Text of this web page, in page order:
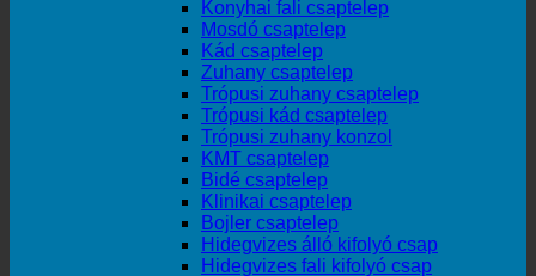
Konyhai fali csaptelep
Mosdó csaptelep
Kád csaptelep
Zuhany csaptelep
Trópusi zuhany csaptelep
Trópusi kád csaptelep
Trópusi zuhany konzol
KMT csaptelep
Bidé csaptelep
Klinikai csaptelep
Bojler csaptelep
Hidegvizes álló kifolyó csap
Hidegvizes fali kifolyó csap